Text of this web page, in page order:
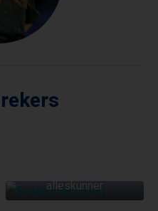
alleskunner